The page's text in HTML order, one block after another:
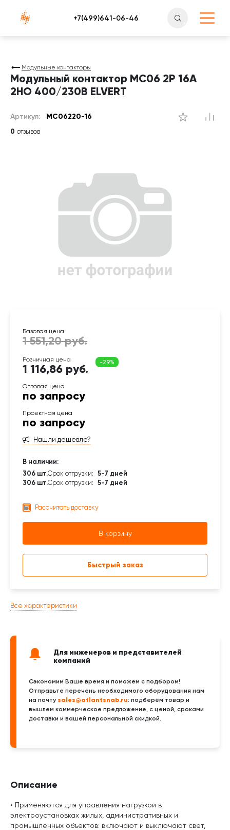
Атлантснаб
Модульные контакторы
Модульный контактор MC06 2Р 16А
2НО 400/230B ELVERT
Артикул: MC06220-16
Все характеристики
Для инженеров и представителей
компаний
Сэкономим Ваше время и поможем с подбором!
Отправьте перечень необходимого оборудования нам
на почту sales@atlantsnab.ru: подберём товар и
вышлем коммерческое предложение, с ценой, сроками
доставки и вашей персональной скидкой.
1 116,86 руб.
по запросу
по запросу
Нашли дешевле?
В наличии:
306 шт.Срок отгрузки: 5-7 дней
306 шт.Срок отгрузки: 5-7 дней
Рассчитать доставку
В корзину
Быстрый заказ
Описание
• Применяются для управления нагрузкой в
электроустановках жилых, административных и
промышленных объектов: включают и выключают свет,